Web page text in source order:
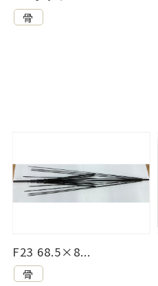
骨
F23 68.5×8...
骨